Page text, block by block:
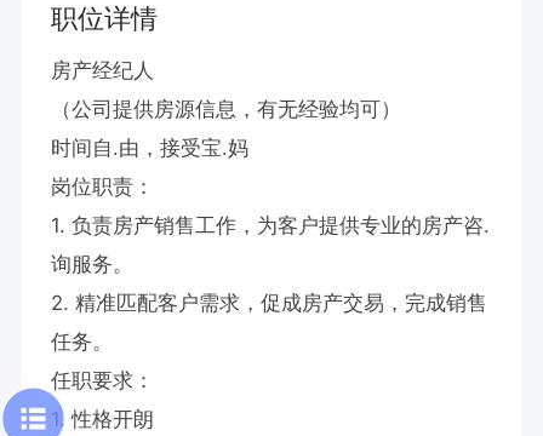
职位详情
房产经纪人
（公司提供房源信息，有无经验均可）
时间自.由，接受宝.妈
岗位职责：
1. 负责房产销售工作，为客户提供专业的房产咨.
询服务。
2. 精准匹配客户需求，促成房产交易，完成销售
任务。
任职要求：
1. 性格开朗